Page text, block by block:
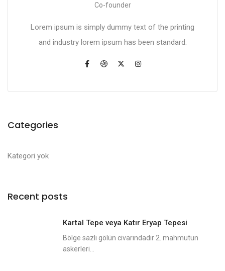
Co-founder
Lorem ipsum is simply dummy text of the printing
and industry lorem ipsum has been standard.
Categories
Kategori yok
Recent posts
Kartal Tepe veya Katır Eryap Tepesi
Bölge sazlı gölün civarındadır 2. mahmutun
askerleri...